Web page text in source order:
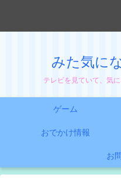
みた気に
テレビを見ていて、気
ゲーム
おでかけ情報
お